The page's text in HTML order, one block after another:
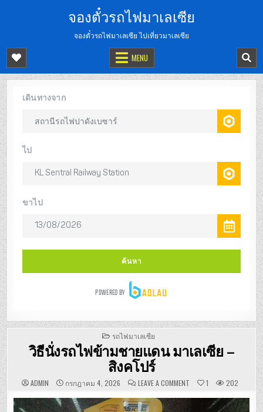
จองตั๋วรถไฟมาเลเซีย
จองตั๋วรถไฟมาเลเซีย ไปเที่ยวมาเลเซีย
MENU
POSTED
IN
รถไฟมาเลเซีย
วิธีนั่งรถไฟข้ามชายแดน มาเลเซีย –
สิงคโปร์
ADMIN กรกฎาคม 4, 2026 LEAVE A COMMENTON
นั่ง
1 202